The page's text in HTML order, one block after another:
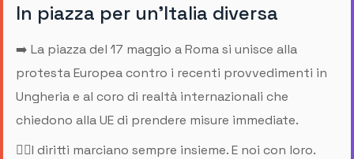
In piazza per un'Italia diversa
➡️ La piazza del 17 maggio a Roma si unisce alla
protesta Europea contro i recenti provvedimenti in
Ungheria e al coro di realtà internazionali che
chiedono alla UE di prendere misure immediate.
✊🏽I diritti marciano sempre insieme. E noi con loro.